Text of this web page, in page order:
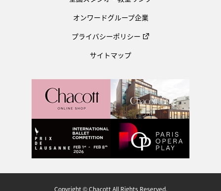
オンワードグループ企業
プライバシーポリシー
サイトマップ
Copyright © Chacott All Rights Reserved.